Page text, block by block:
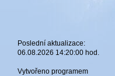
Poslední aktualizace:
06.08.2026 14:20:00 hod.
Vytvořeno programem